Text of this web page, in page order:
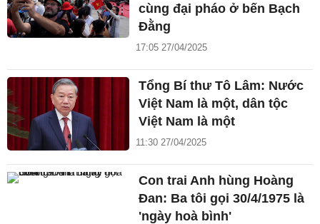
cùng đại pháo ở bến Bạch
Đằng
17:05 27/04/2025
Tổng Bí thư Tô Lâm: Nước
Việt Nam là một, dân tộc
Việt Nam là một
11:30 27/04/2025
Con trai Anh hùng Hoàng
Đan: Ba tôi gọi 30/4/1975 là
'ngày hoà bình'